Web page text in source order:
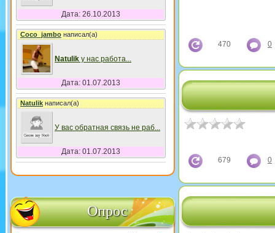
Дата: 26.10.2013
Coco_jambo написал(а)
Natulik у нас работа...
Дата: 01.07.2013
Natulikнаписал(а)
У вас обратная связь не раб...
Дата: 01.07.2013
Опрос
470 0
679 0